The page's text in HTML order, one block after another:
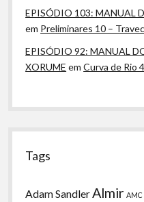
EPISÓDIO 103: MANUAL
em Preliminares 10 –
EPISÓDIO 92: MANUAL
XORUME emCurva de Rio
Tags
Adam Sandler Almir AMC